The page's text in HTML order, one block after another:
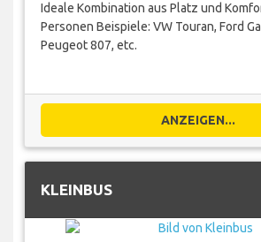
Ideale Kombination aus Platz und
Personen Beispiele: VW Touran, Ford
Peugeot 807, etc.
ANZEIGEN...
KLEINBUS